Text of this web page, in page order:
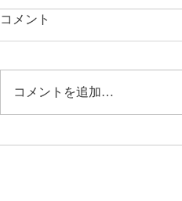
コメント
コメントを追加…